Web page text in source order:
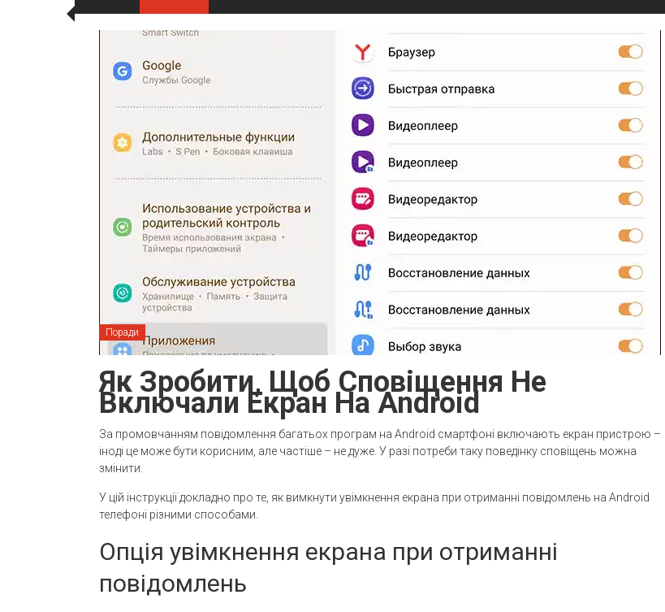
Поради
Як Зробити, Щоб Сповіщення Не
Включали Екран На Android
За промовчанням повідомлення багатьох програм на Android смартфоні включають екран пристрою –
іноді це може бути корисним, але частіше – не дуже. У разі потреби таку поведінку сповіщень можна
змінити.
У цій інструкції докладно про те, як вимкнути увімкнення екрана при отриманні повідомлень на Android
телефоні різними способами.
Опція увімкнення екрана при отриманні
повідомлень